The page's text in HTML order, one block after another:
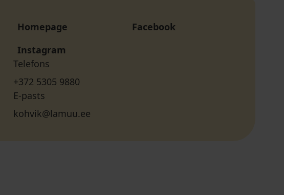
Homepage
Facebook
Instagram
Telefons
+372 5305 9880
E-pasts
kohvik@lamuu.ee